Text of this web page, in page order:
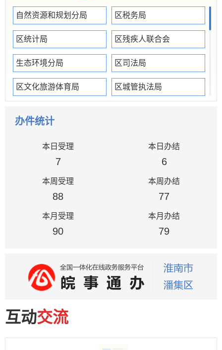
自然资源和规划分局 区税务局
区统计局 区残疾人联合会
生态环境分局 区司法局
区文化旅游体育局 区城管执法局
区民政局
区市场监督管理局
区财政局 区农业农村局
区医疗保障局
办件统计
本日受理
7
本日办结
6
本周受理
88
本周办结
77
本月受理
90
本月办结
79
互动交流